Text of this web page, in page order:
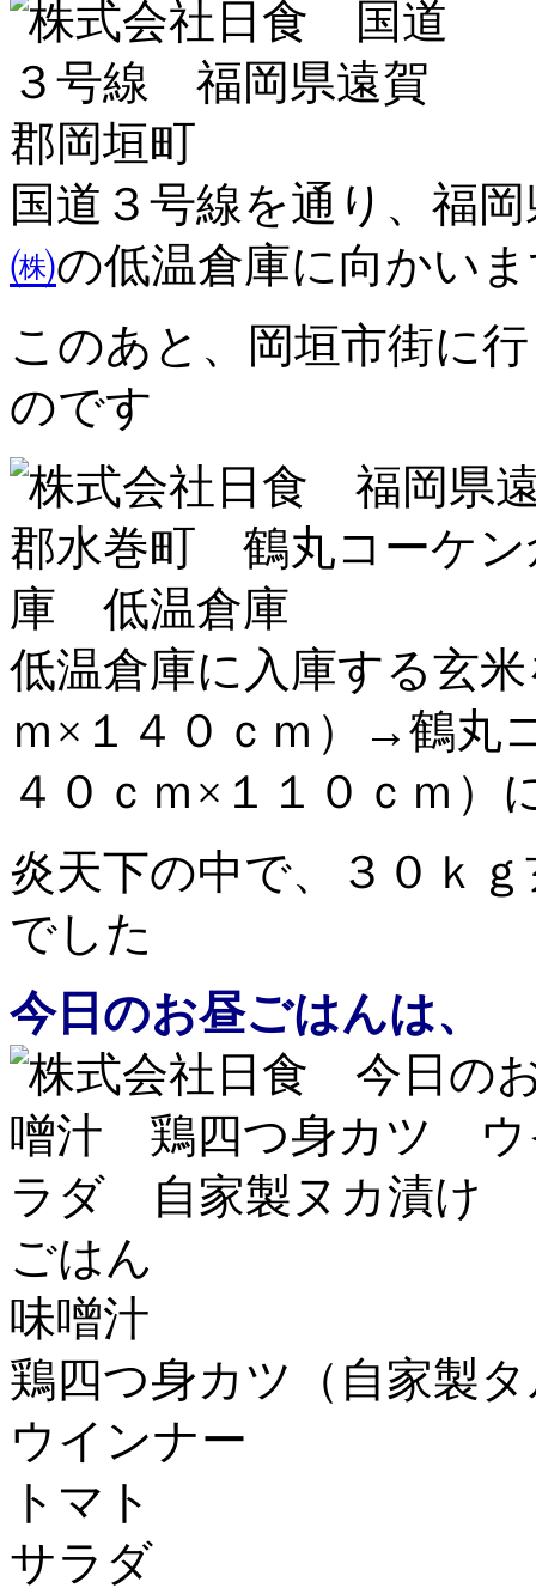
国道３号線を通り、福
㈱の低温倉庫に向かい
このあと、岡垣市街に
のです
低温倉庫に入庫する玄
ｍ×１４０ｃｍ）→鶴丸
４０ｃｍ×１１０ｃｍ）
炎天下の中で、３０ｋ
でした
今日のお昼ごはんは、
ごはん
味噌汁
鶏四つ身カツ（自家製
ウインナー
トマト
サラダ